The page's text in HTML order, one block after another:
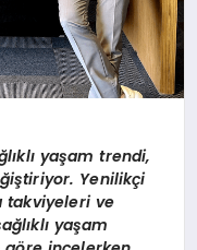
yaşam trendi,
Yenilikçi
takviyeleri ve
yaşam